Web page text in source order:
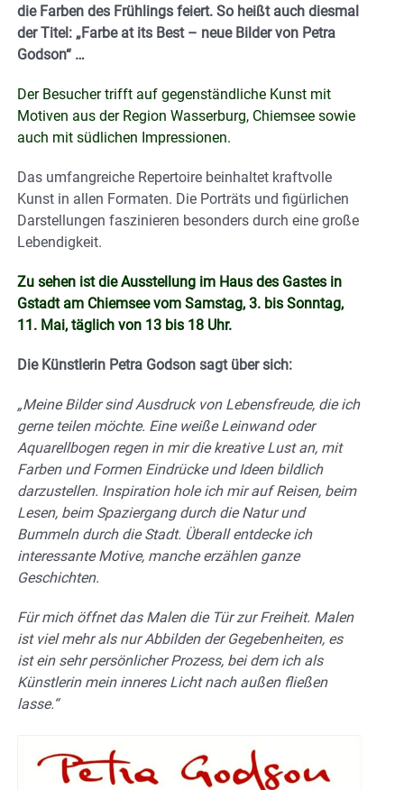
die Farben des Frühlings feiert. So heißt auch diesmal
der Titel: „Farbe at its Best – neue Bilder von Petra
Godson“ …
Der Besucher trifft auf gegenständliche Kunst mit
Motiven aus der Region Wasserburg, Chiemsee sowie
auch mit südlichen Impressionen.
Das umfangreiche Repertoire beinhaltet kraftvolle
Kunst in allen Formaten. Die Porträts und figürlichen
Darstellungen faszinieren besonders durch eine große
Lebendigkeit.
Zu sehen ist die Ausstellung im Haus des Gastes in
Gstadt am Chiemsee vom Samstag, 3. bis Sonntag,
11. Mai, täglich von 13 bis 18 Uhr.
Die Künstlerin Petra Godson sagt über sich:
„Meine Bilder sind Ausdruck von Lebensfreude, die ich
gerne teilen möchte. Eine weiße Leinwand oder
Aquarellbogen regen in mir die kreative Lust an, mit
Farben und Formen Eindrücke und Ideen bildlich
darzustellen. Inspiration hole ich mir auf Reisen, beim
Lesen, beim Spaziergang durch die Natur und
Bummeln durch die Stadt. Überall entdecke ich
interessante Motive, manche erzählen ganze
Geschichten.
Für mich öffnet das Malen die Tür zur Freiheit. Malen
ist viel mehr als nur Abbilden der Gegebenheiten, es
ist ein sehr persönlicher Prozess, bei dem ich als
Künstlerin mein inneres Licht nach außen fließen
lasse.“